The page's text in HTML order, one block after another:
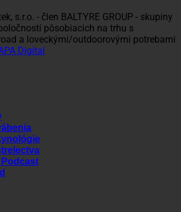
s.r.o. - člen BALTYRE GROUP - skupiny
pôsobiacich na trhu s
a loveckými/outdoorovými potrebami
Digital